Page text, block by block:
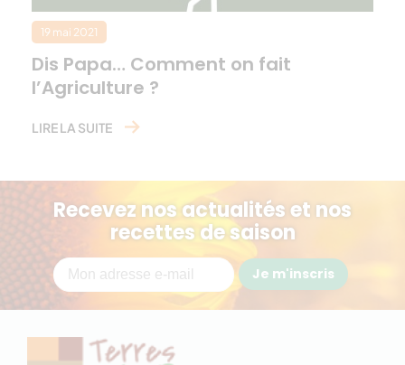
19 mai 2021
Dis Papa… Comment on fait
l’Agriculture ?
LIRE LA SUITE
Recevez nos actualités et nos
recettes de saison
Je m'inscris